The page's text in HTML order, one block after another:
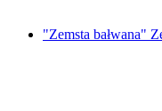
"Zemsta bałwana"